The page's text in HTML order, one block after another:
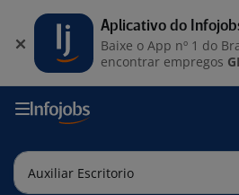
Aplicativo do
Baixe o App nº 1 do
encontrar empregos